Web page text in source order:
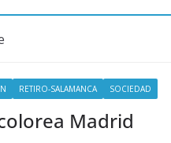
RETIRO-SALAMANCA SOCIEDAD
Madrid